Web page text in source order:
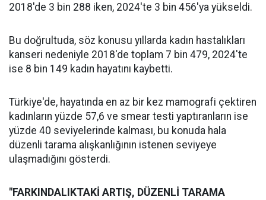
2018'de 3 bin 288 iken, 2024'te 3 bin 456'ya yükseldi.
Bu doğrultuda, söz konusu yıllarda kadın hastalıkları
kanseri nedeniyle 2018'de toplam 7 bin 479, 2024'te
ise 8 bin 149 kadın hayatını kaybetti.
Türkiye'de, hayatında en az bir kez mamografi çektiren
kadınların yüzde 57,6 ve smear testi yaptıranların ise
yüzde 40 seviyelerinde kalması, bu konuda hala
düzenli tarama alışkanlığının istenen seviyeye
ulaşmadığını gösterdi.
"FARKINDALIKTAKİ ARTIŞ, DÜZENLİ TARAMA